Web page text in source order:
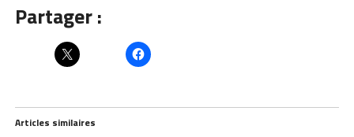
Partager :
Articles similaires